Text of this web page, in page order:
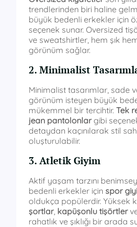
trendlerinden biri haline
büyük bedenli erkekler için
seçenek sunar. Oversized
ve sweatshirtler, hem şık
görünüm sağlar.
2. Minimalist
Minimalist tasarımlar, sade
görünüm isteyen büyük
mükemmel bir tercihtir. Tek
jean pantolonlargibi
detaydan kaçınılarak stil
oluşturulabilir.
3. Atletik Giyim
Aktif yaşam tarzını
bedenli erkekler için spor
oldukça popülerdir. Yüksek
şortlar, kapüşonlu tişörtler
rahatlık ve şıklığı bir arada